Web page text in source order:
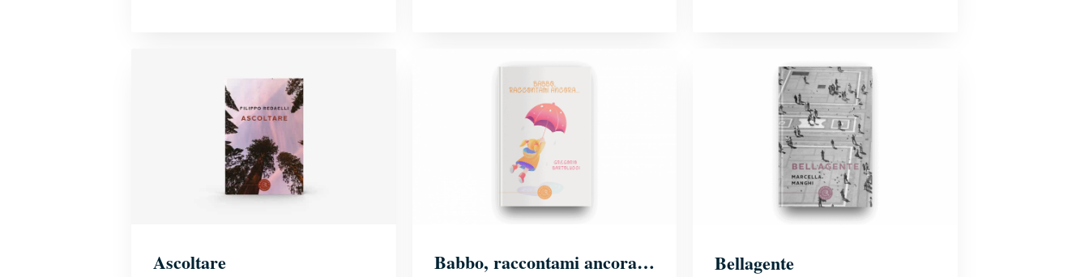
Ascoltare Babbo, raccontami ancora… Bellagente